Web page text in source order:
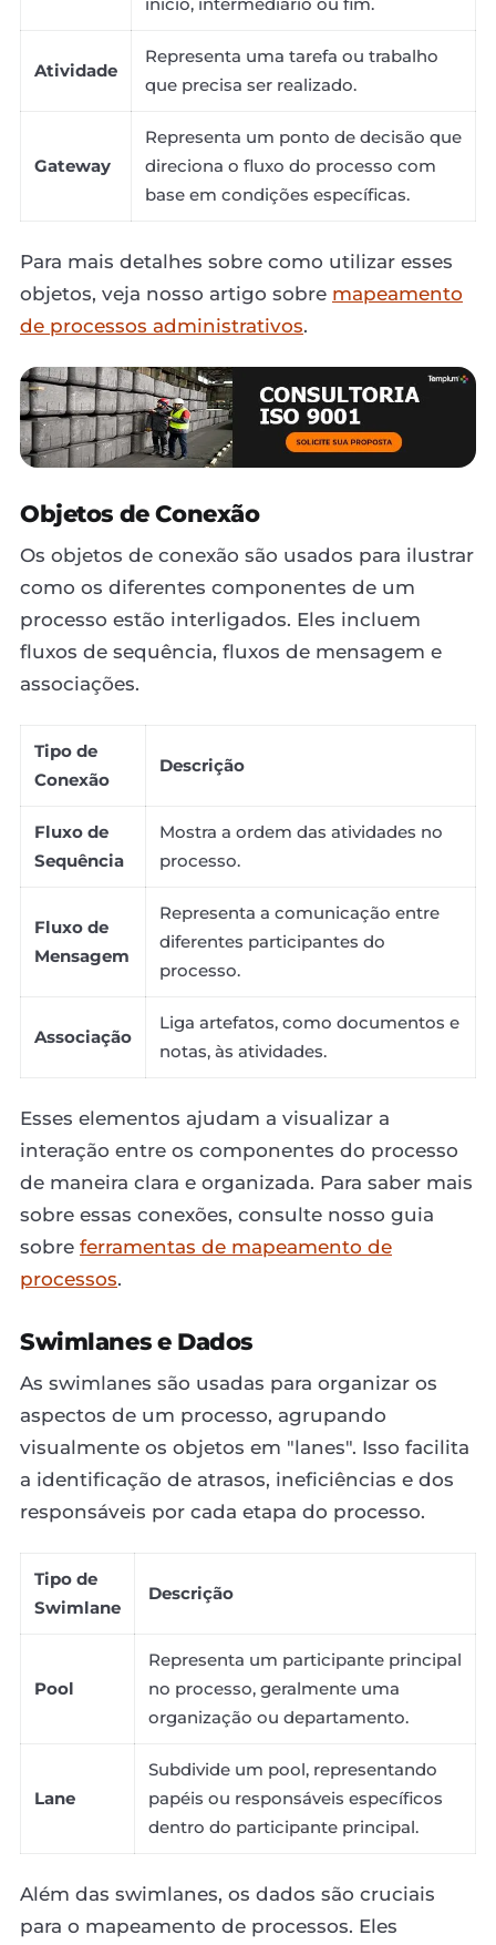
Atividade
Representa uma tarefa ou trabalho
que precisa ser realizado.
Gateway
Representa um ponto de decisão que
direciona o fluxo do processo com
base em condições específicas.
Para mais detalhes sobre como utilizar esses
objetos, veja nosso artigo sobre mapeamento
de processos administrativos.
Objetos de Conexão
Os objetos de conexão são usados para ilustrar
como os diferentes componentes de um
processo estão interligados. Eles incluem
fluxos de sequência, fluxos de mensagem e
associações.
Tipo de
Conexão
Descrição
Fluxo de
Sequência
Mostra a ordem das atividades no
processo.
Fluxo de
Mensagem
Representa a comunicação entre
diferentes participantes do
processo.
Associação
Liga artefatos, como documentos e
notas, às atividades.
Esses elementos ajudam a visualizar a
interação entre os componentes do processo
de maneira clara e organizada. Para saber mais
sobre essas conexões, consulte nosso guia
sobre ferramentas de mapeamento de
processos.
Swimlanes e Dados
As swimlanes são usadas para organizar os
aspectos de um processo, agrupando
visualmente os objetos em "lanes". Isso facilita
a identificação de atrasos, ineficiências e dos
responsáveis por cada etapa do processo.
Tipo de
Swimlane
Descrição
Pool
Representa um participante principal
no processo, geralmente uma
organização ou departamento.
Lane
Subdivide um pool, representando
papéis ou responsáveis específicos
dentro do participante principal.
Além das swimlanes, os dados são cruciais
para o mapeamento de processos. Eles